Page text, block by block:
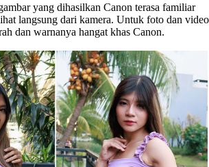
yang dihasilkan Canon terasa familiar
langsung dari kamera. Untuk foto dan video
dan warnanya hangat khas Canon.